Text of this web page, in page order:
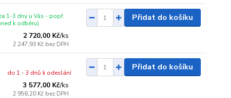
2 720,00 Kč/ks
2 247,93 Kč bez DPH
1-3 dny u Vás - popř.
k odběru)
Přidat do košíku
3 577,00 Kč/ks
2 956,20 Kč bez DPH
do 1 - 3 dnů k odeslání
Přidat do košíku